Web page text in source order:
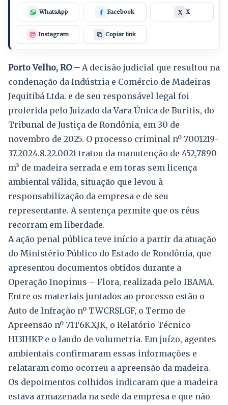
WhatsApp Facebook X
Instagram Copiar link
Porto Velho, RO – A decisão judicial que resultou na
condenação da Indústria e Comércio de Madeiras
Jequitibá Ltda. e de seu responsável legal foi
proferida pelo Juizado da Vara Única de Buritis, do
Tribunal de Justiça de Rondônia, em 30 de
novembro de 2025. O processo criminal nº 7001219-
37.2024.8.22.0021 tratou da manutenção de 452,7890
m³ de madeira serrada e em toras sem licença
ambiental válida, situação que levou à
responsabilização da empresa e de seu
representante. A sentença permite que os réus
recorram em liberdade.
A ação penal pública teve início a partir da atuação
do Ministério Público do Estado de Rondônia, que
apresentou documentos obtidos durante a
Operação Inopinus – Flora, realizada pelo IBAMA.
Entre os materiais juntados ao processo estão o
Auto de Infração nº TWCRSLGF, o Termo de
Apreensão nº 71T6KXJK, o Relatório Técnico
HI3IHKP e o laudo de volumetria. Em juízo, agentes
ambientais confirmaram essas informações e
relataram como ocorreu a apreensão da madeira.
Os depoimentos colhidos indicaram que a madeira
estava armazenada na sede da empresa e que não